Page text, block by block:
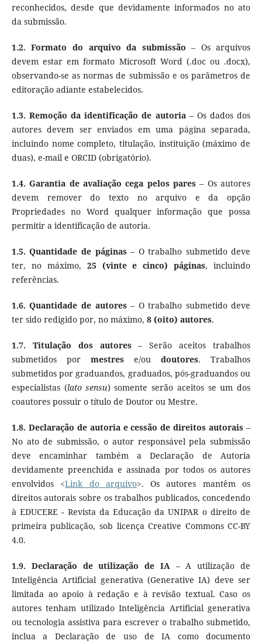
reconhecidos, desde que devidamente informados no ato
da submissão.
1.2. Formato do arquivo da submissão – Os arquivos
devem estar em formato Microsoft Word (.doc ou .docx),
observando-se as normas de submissão e os parâmetros de
editoração adiante estabelecidos.
1.3. Remoção da identificação de autoria– Os dados dos
autores devem ser enviados em uma página separada,
incluindo nome completo, titulação, instituição (máximo de
duas), e-mail e ORCID (obrigatório).
1.4. Garantia de avaliação cega pelos pares – Os autores
devem remover do texto no arquivo e da opção
Propriedades no Word qualquer informação que possa
permitir a identificação de autoria.
1.5. Quantidade de páginas– O trabalho submetido deve
ter, no máximo, 25 (vinte e cinco) páginas, incluindo
referências.
1.6. Quantidade de autores– O trabalho submetido deve
ter sido redigido por, no máximo, 8 (oito) autores.
1.7. Titulação dos autores– Serão aceitos trabalhos
submetidos por mestres e/oudoutores. Trabalhos
submetidos por graduandos, graduados, pós-graduandos ou
especialistas (lato sensu) somente serão aceitos se um dos
coautores possuir o título de Doutor ou Mestre.
1.8. Declaração de autoria e cessão de direitos autorais –
No ato de submissão, o autor responsável pela submissão
deve encaminhar também a Declaração de Autoria
devidamente preenchida e assinada por todos os autores
envolvidos <Link do arquivo>. Os autores mantêm os
direitos autorais sobre os trabalhos publicados, concedendo
à EDUCERE - Revista da Educação da UNIPAR o direito de
primeira publicação, sob licença Creative Commons CC-BY
4.0.
1.9. Declaração de utilização de IA– A utilização de
Inteligência Artificial generativa (Generative IA) deve ser
limitada ao apoio à redação e à revisão textual. Caso os
autores tenham utilizado Inteligência Artificial generativa
ou tecnologia assistiva para escrever o trabalho submetido,
inclua a Declaração de uso de IA como documento